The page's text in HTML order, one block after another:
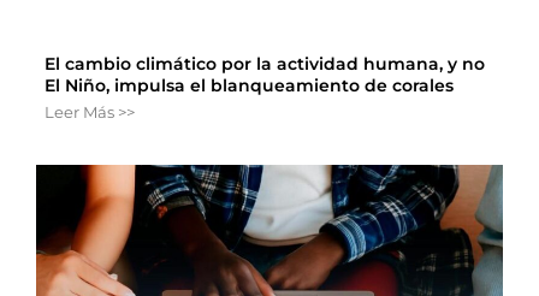
El cambio climático por la actividad humana, y no
El Niño, impulsa el blanqueamiento de corales
Leer Más >>